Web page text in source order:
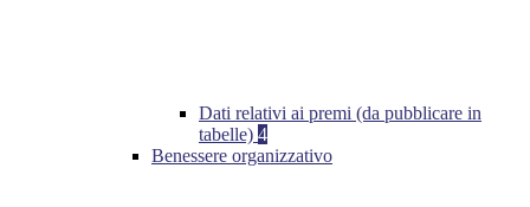
Dati relativi ai premi (da pubblicare in
tabelle) 4
Benessere organizzativo